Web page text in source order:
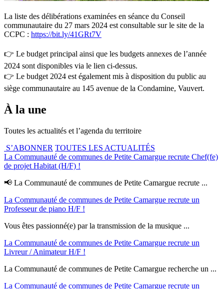
La liste des délibérations examinées en séance du Conseil
communautaire du 27 mars 2024 est consultable sur le site de la
CCPC : https://bit.ly/41GRt7V
👉 Le budget principal ainsi que les budgets annexes de l’année
2024 sont disponibles via le lien ci-dessus.
👉 Le budget 2024 est également mis à disposition du public au
siège communautaire au 145 avenue de la Condamine, Vauvert.
À la une
Toutes les actualités et l’agenda du territoire
S’ABONNER TOUTES LES ACTUALITÉS
La Communauté de communes de Petite Camargue recrute Chef(fe)
de projet Habitat (H/F) !
📢 La Communauté de communes de Petite Camargue recrute ...
La Communauté de communes de Petite Camargue recrute un
Professeur de piano H/F !
Vous êtes passionné(e) par la transmission de la musique ...
La Communauté de communes de Petite Camargue recrute un
Livreur / Animateur H/F !
La Communauté de communes de Petite Camargue recherche un ...
La Communauté de communes de Petite Camargue recrute un